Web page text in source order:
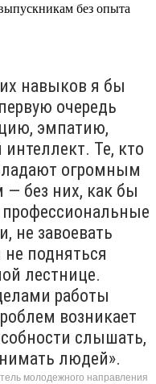
без опыта
навыков я бы
очередь
эмпатию,
Те, кто
огромным
без них, как бы
не завоевать
не подняться
лестнице.
работы
возникает
слышать,
людей».
молодежного направления